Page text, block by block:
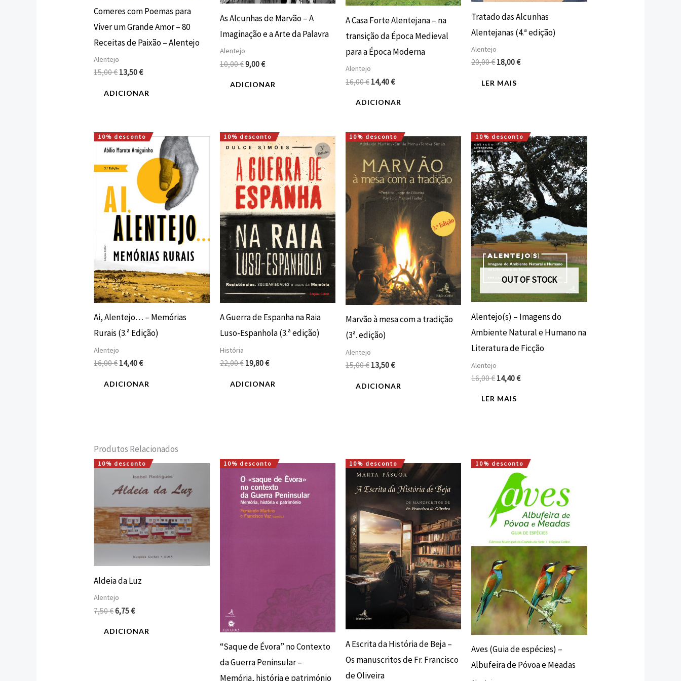
Comeres com Poemas para
Viver um Grande Amor – 80
Receitas de Paixão – Alentejo
Alentejo
15,00€13,50€
ADICIONAR
As Alcunhas de Marvão – A
Imaginação e a Arte da Palavra
Alentejo
10,00€9,00€
ADICIONAR
A Casa Forte Alentejana – na
transição da Época Medieval
para a Época Moderna
Alentejo
16,00€ 14,40€
ADICIONAR
Tratado das Alcunhas
Alentejanas (4.ª edição)
Alentejo
20,00€18,00€
LER MAIS
10% desconto
Ai, Alentejo… – Memórias
Rurais (3.ª Edição)
Alentejo
16,00€
O
preço
era:
16,00 €.
14,40€
O
preço
atual
é:
14,40 €.
ADICIONAR
10% desconto
A Guerra de Espanha na Raia
Luso-Espanhola (3.ª edição)
História
22,00€
O
preço
original
era:
22,00 €.
19,80€
O
preço
atual
é:
19,80 €.
ADICIONAR
10% desconto
Marvão à mesa com a tradição
(3ª. edição)
Alentejo
15,00€
O
original
era:
15,00 €.
13,50€
O
preço
atual
é:
13,50 €.
ADICIONAR
10% desconto
OUT OF STOCK
Alentejo(s) – Imagens do
Ambiente Natural e Humano na
Literatura de Ficção
Alentejo
16,00€
O
preço
original
era:
16,00 €.
14,40€
O
preço
atual
é:
14,40 €.
LER MAIS
Produtos Relacionados
10% desconto
Aldeia da Luz
Alentejo
7,50€
O
preço
original
era:
7,50 €.
6,75€
O
preço
atual
é:
6,75 €.
ADICIONAR
10% desconto
“Saque de Évora” no Contexto
da Guerra Peninsular –
Memória, história e património
O
preço
original
era:
12,00 €.
O
preço
atual
é:
10,80 €.
10% desconto
A Escrita da História de Beja –
Os manuscritos de Fr. Francisco
de Oliveira
O
preço
original
era:
16,20 €.
O
preço
atual
é:
14,58 €.
10% desconto
Aves (Guia de espécies) –
Albufeira de Póvoa e Meadas
O
preço
original
era:
12,00 €.
O
preço
atual
é:
10,80 €.